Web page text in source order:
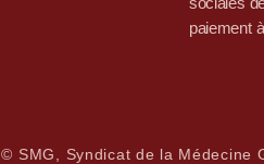
paiement
© SMG, Syndicat de la Médecine